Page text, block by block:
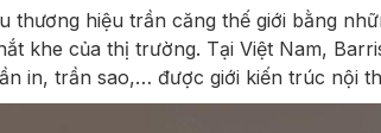
thương hiệu trần căng thế giới bằng
khe của thị trường. Tại Việt Nam,
in, trần sao,… được giới kiến trúc nội